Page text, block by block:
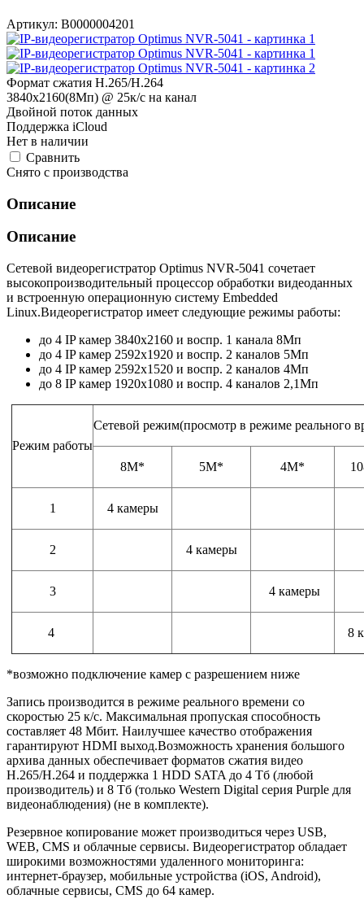
Артикул: В0000004201
Формат сжатия H.265/H.264
3840х2160(8Мп) @ 25к/с на канал
Двойной поток данных
Поддержка iCloud
Нет в наличии
Cравнить
Снято с производства
Описание
Описание
Сетевой видеорегистратор Optimus NVR-5041 сочетает
высокопроизводительный процессор обработки видеоданных
и встроенную операционную систему Embedded
Linux.Видеорегистратор имеет следующие режимы работы:
до 4 IP камер 3840х2160 и воспр. 1 канала 8Мп
до 4 IP камер 2592х1920 и воспр. 2 каналов 5Мп
до 4 IP камер 2592х1520 и воспр. 2 каналов 4Мп
до 8 IP камер 1920х1080 и воспр. 4 каналов 2,1Мп
Режим работы
Сетевой режим(просмотр в режиме реального
8М* 5М* 4М*
1 4 камеры
2 4 камеры
3 4 камеры
4 8
*возможно подключение камер с разрешением ниже
Запись производится в режиме реального времени со
скоростью 25 к/с. Максимальная пропуская способность
составляет 48 Мбит. Наилучшее качество отображения
гарантируют HDMI выход.Возможность хранения большого
архива данных обеспечивает форматов сжатия видео
H.265/H.264 и поддержка 1 HDD SATA до 4 Тб (любой
производитель) и 8 Тб (только Western Digital серия Purple для
видеонаблюдения) (не в комплекте).
Резервное копирование может производиться через USB,
WEB, CMS и облачные сервисы. Видеорегистратор обладает
широкими возможностями удаленного мониторинга:
интернет-браузер, мобильные устройства (iOS, Android),
облачные сервисы, CMS до 64 камер.